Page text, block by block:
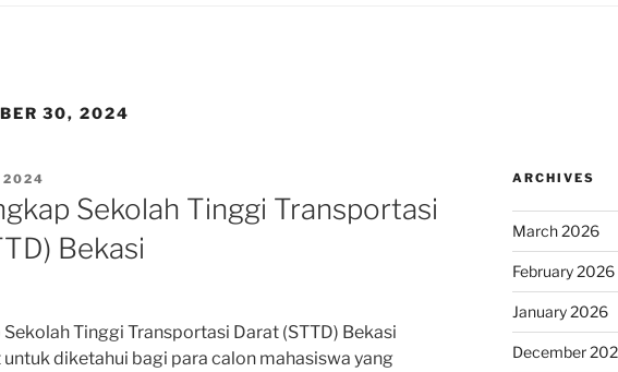
30, 2024
2024
Sekolah Tinggi Transportasi
Bekasi
Tinggi Transportasi Darat (STTD) Bekasi
diketahui bagi para calon mahasiswa yang
ARCHIVES
March 2026
February 2026
January 2026
December